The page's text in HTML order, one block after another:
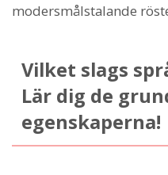
modersmålstalande
Vilket slags
Lär dig de
egenskaperna!